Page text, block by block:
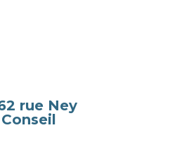
rue Ney